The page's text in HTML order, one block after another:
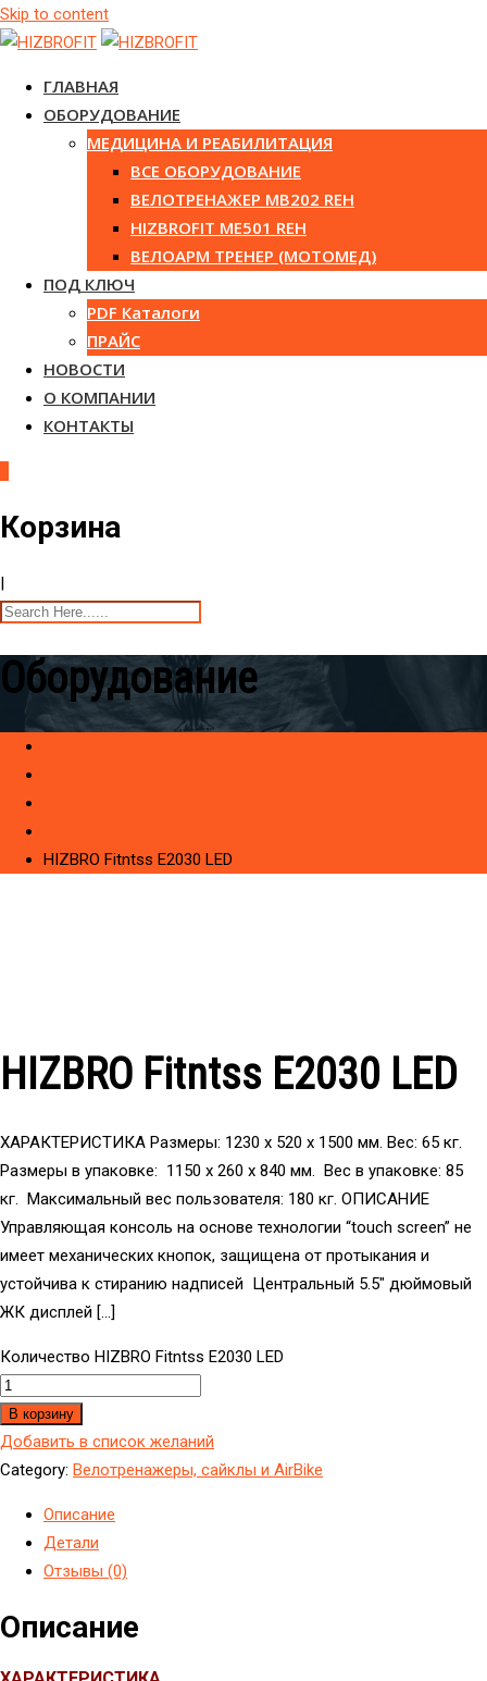
Skip to content
ГЛАВНАЯ
ОБОРУДОВАНИЕ
МЕДИЦИНА И РЕАБИЛИТАЦИЯ
ВСЕ ОБОРУДОВАНИЕ
ВЕЛОТРЕНАЖЕР MB202 REH
HIZBROFIT ME501 REH
ВЕЛОАРМ ТРЕНЕР (МОТОМЕД)
ПОД КЛЮЧ
PDF Каталоги
ПРАЙС
НОВОСТИ
О КОМПАНИИ
КОНТАКТЫ
Корзина
Оборудование
HIZBRO Fitntss E2030 LED
HIZBRO Fitntss E2030 LED
ХАРАКТЕРИСТИКА Размеры: 1230 х 520 х 1500 мм. Вес: 65 кг.
Размеры в упаковке: 1150 х 260 х 840 мм. Вес в упаковке: 85
кг. Максимальный вес пользователя: 180 кг. ОПИСАНИЕ
Управляющая консоль на основе технологии “touch screen” не
имеет механических кнопок, защищена от протыкания и
устойчива к стиранию надписей Центральный 5.5″ дюймовый
ЖК дисплей […]
Количество HIZBRO Fitntss E2030 LED
В корзину
Добавить в список желаний
Category: Велотренажеры, сайклы и AirBike
Описание
Детали
Отзывы (0)
Описание